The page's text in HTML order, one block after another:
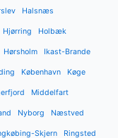
Halsnæs
Hjørring Holbæk
Hørsholm Ikast-Brande
København Køge
Middelfart
Nyborg Næstved
Skjern Ringsted